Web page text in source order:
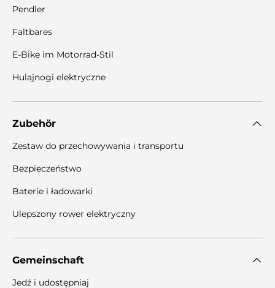
Pendler
Faltbares
E-Bike im Motorrad-Stil
Hulajnogi elektryczne
Zubehör
Zestaw do przechowywania i transportu
Bezpieczeństwo
Baterie i ładowarki
Ulepszony rower elektryczny
Gemeinschaft
Jedź i udostępniaj